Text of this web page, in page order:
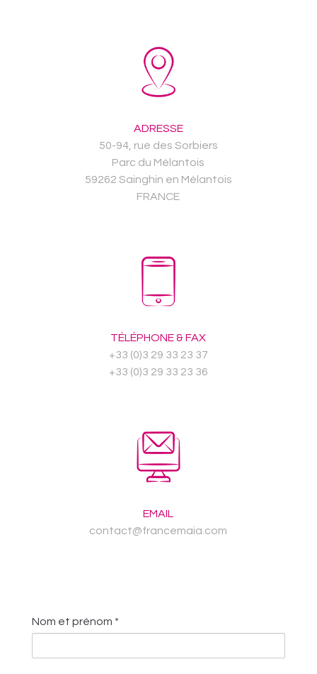
ADRESSE
50-94, rue des Sorbiers
Parc du Mélantois
59262 Sainghin en Mélantois
FRANCE
TÉLÉPHONE & FAX
+33 (0)3 29 33 23 37
+33 (0)3 29 33 23 36
EMAIL
contact@francemaia.com
Nom et prénom *